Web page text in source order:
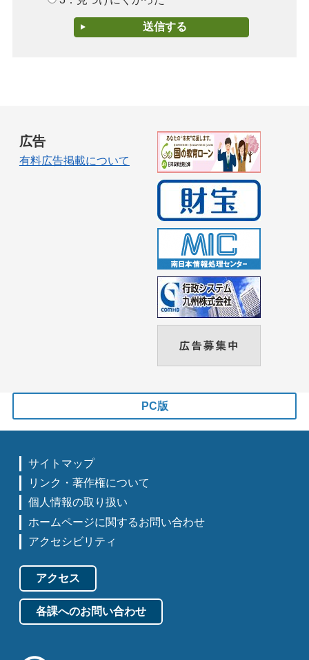
広告
有料広告掲載について
PC版
サイトマップ
リンク・著作権について
個人情報の取り扱い
ホームページに関するお問い合わせ
アクセシビリティ
アクセス
各課へのお問い合わせ